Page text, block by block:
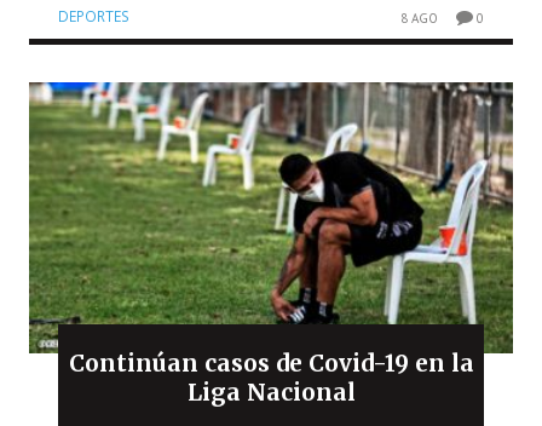
DEPORTES 8 AGO 0
Continúan casos de Covid-19 en la
Liga Nacional